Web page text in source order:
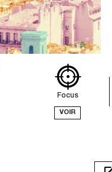
Focus
VOIR